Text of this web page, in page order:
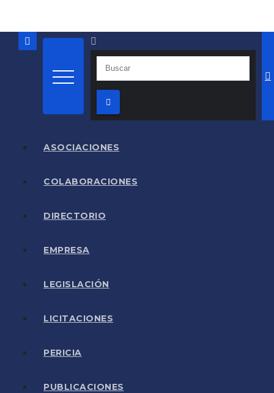
ASOCIACIONES
COLABORACIONES
DIRECTORIO
EMPRESA
LEGISLACIÓN
LICITACIONES
PERICIA
PUBLICACIONES